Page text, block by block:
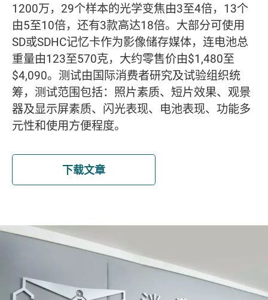
1200万，29个样本的光学变焦由3至4倍，13个
由5至10倍，还有3款高达18倍。大部分可使用
SD或SDHC记忆卡作为影像储存媒体，连电池总
重量由123至570克，大约零售价由$1,480至
$4,090。测试由国际消费者研究及试验组织统
筹，测试范围包括：照片素质、短片效果、观景
器及显示屏素质、闪光表现、电池表现、功能多
元性和使用方便程度。
下载文章